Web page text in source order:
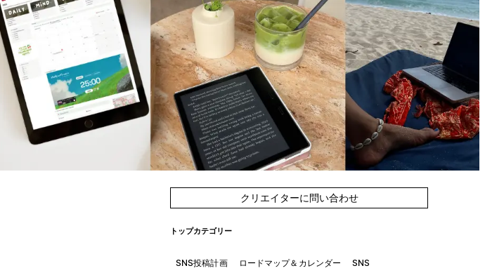
クリエイターに問い合わせ
トップカテゴリー
SNS投稿計画 ロードマップ＆カレンダー SNS